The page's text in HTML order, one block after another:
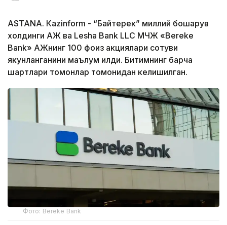
ASTANА. Кazinform - “Байтерек” миллий бошқарув
холдинги АЖ ва Lesha Bank LLC МЧЖ «Bereke
Bank» АЖнинг 100 фоиз акциялари сотуви
якунланганини маълум қилди. Битимнинг барча
шартлари томонлар томонидан келишилган.
Фото: Bereke Bank